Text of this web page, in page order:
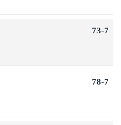
73-7
78-7